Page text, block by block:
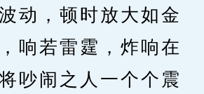
动，顿时放大如金
响若雷霆，炸响在
吵闹之人一个个震